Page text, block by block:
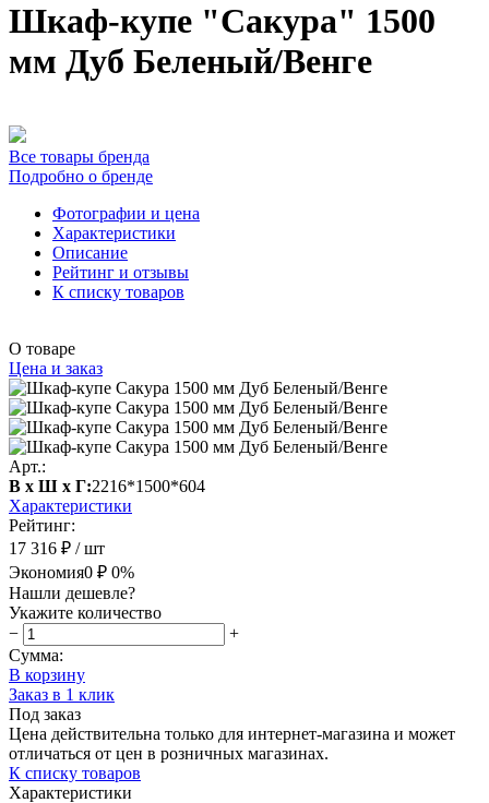
Шкаф-купе "Сакура" 1500
мм Дуб Беленый/Венге
Все товары бренда
Подробно о бренде
Фотографии и цена
Характеристики
Описание
Рейтинг и отзывы
К списку товаров
О товаре
Цена и заказ
Арт.:
В х Ш х Г:2216*1500*604
Характеристики
Рейтинг:
17 316 ₽ / шт
Экономия0 ₽ 0%
Нашли дешевле?
Укажите количество
−
+
Сумма:
В корзину
Заказ в 1 клик
Под заказ
Цена действительна только для интернет-магазина и может
отличаться от цен в розничных магазинах.
К списку товаров
Характеристики